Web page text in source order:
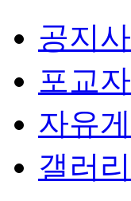
공지
포교
자유
갤러리